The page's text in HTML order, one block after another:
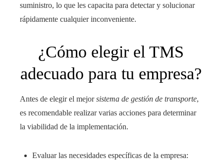
suministro, lo que les capacita para detectar y solucionar
rápidamente cualquier inconveniente.
¿Cómo elegir el TMS
adecuado para tu empresa?
Antes de elegir el mejorsistema de gestión de transporte,
es recomendable realizar varias acciones para determinar
la viabilidad de la implementación.
Evaluar las necesidades específicas de la empresa: